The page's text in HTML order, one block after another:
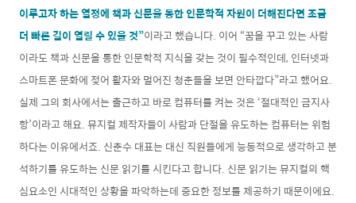
이루고자 하는 열정에 책과 신문을 통한 인문학적 자원이 더해진다면 조금
더 빠른 길이 열릴 수 있을 것”이라고 했습니다. 이어 “꿈을 꾸고 있는 사람
이라도 책과 신문을 통한 인문학적 지식을 갖는 것이 필수적인데, 인터넷과
스마트폰 문화에 젖어 활자와 멀어진 청춘들을 보면 안타깝다”라고 했어요.
실제 그의 회사에서는 출근하고 바로 컴퓨터를 켜는 것은 ‘절대적인 금지사
항’이라고 해요. 뮤지컬 제작자들이 사람과 단절을 유도하는 컴퓨터는 위험
하다는 이유에서죠. 신춘수 대표는 대신 직원들에게 능동적으로 생각하고 분
석하기를 유도하는 신문 읽기를 시킨다고 합니다. 신문 읽기는 뮤지컬의 핵
심요소인 시대적인 상황을 파악하는데 중요한 정보를 제공하기 때문이에요.